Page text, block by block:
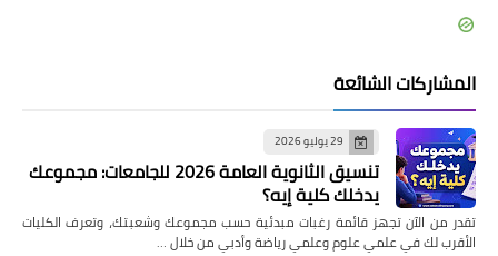
المشاركات الشائعة
29 يوليو 2026
تنسيق الثانوية العامة 2026 للجامعات: مجموعك
يدخلك كلية إيه؟
تقدر من الآن تجهز قائمة رغبات مبدئية حسب مجموعك وشعبتك، وتعرف الكليات
الأقرب لك في علمي علوم وعلمي رياضة وأدبي من خلال …